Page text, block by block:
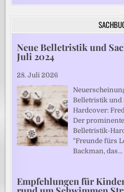
Neue Belletristik und
Juli 2024
28. Juli 2026
Belletristik und
Hardcover:
Der
Belletristik-
"Freunde fürs
Backman, das…
Empfehlungen für